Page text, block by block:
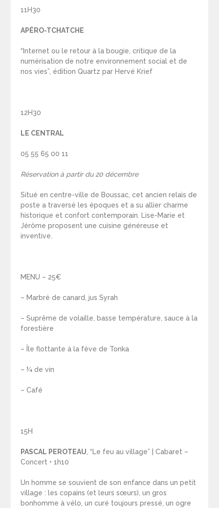
11H30
APÉRO-TCHATCHE
“Internet ou le retour à la bougie, critique de la
numérisation de notre environnement social et de
nos vies”, édition Quartz par Hervé Krief
12H30
LE CENTRAL
05 55 65 00 11
Réservation à partir du 20 décembre
Situé en centre-ville de Boussac, cet ancien relais de
poste a traversé les époques et a su allier charme
historique et confort contemporain. Lise-Marie et
Jérôme proposent une cuisine généreuse et
inventive.
MENU – 25€
– Marbré de canard, jus Syrah
– Suprême de volaille, basse température, sauce à la
forestière
– Île flottante à la fève de Tonka
– ¼ de vin
– Café
15H
PASCAL PEROTEAU , “Le feu au village” | Cabaret –
Concert • 1h10
Un homme se souvient de son enfance dans un petit
village : les copains (et leurs sœurs), un gros
bonhomme à vélo, un curé toujours pressé, un ogre